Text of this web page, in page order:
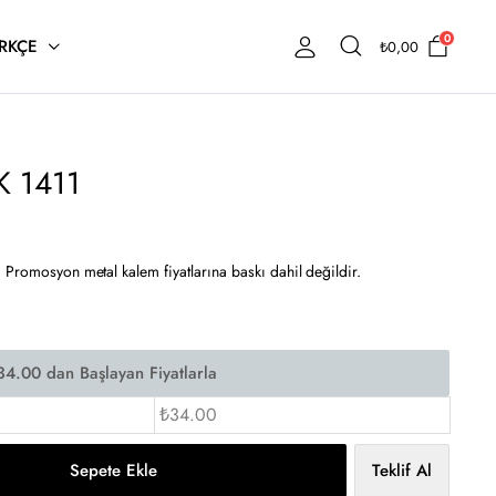
₺0,00 0
1411
metal kalem fiyatlarına baskı dahil değildir.
₺34.00
Sepete Ekle Teklif Al